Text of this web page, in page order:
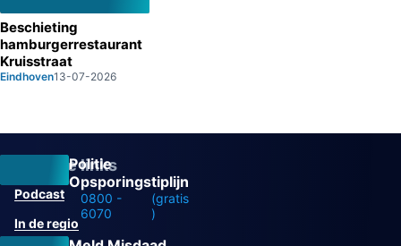
Beschieting
hamburgerrestaurant
Kruisstraat
Eindhoven13-07-2026
Politie
Opsporingstiplijn
0800 -
6070
(gratis
)
Overige links
Podcast
In de regio